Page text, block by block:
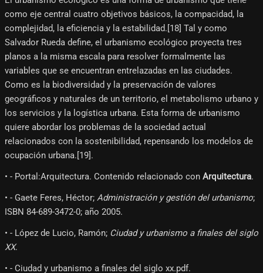
como eje central cuatro objetivos básicos, la compacidad, la
complejidad, la eficiencia y la estabilidad.[18]​ Tal y como
Salvador Rueda define, el urbanismo ecológico proyecta tres
planos a la misma escala para resolver formalmente las
variables que se encuentran entrelazadas en las ciudades.
Como es la biodiversidad y la preservación de valores
geográficos y naturales de un territorio, el metabolismo urbano y
los servicios y la logística urbana. Esta forma de urbanismo
quiere abordar los problemas de la sociedad actual
relacionados con la sostenibilidad, repensando los modelos de
ocupación urbana.[19]​.
• - Portal:Arquitectura. Contenido relacionado con Arquitectura.
• - Gaete Feres, Héctor; Administración y gestión del urbanismo;
ISBN 84-689-3472-0; año 2005.
• - López de Lucio, Ramón; Ciudad y urbanismo a finales del siglo
XX.
• - Ciudad y urbanismo a finales del siglo xx.pdf.